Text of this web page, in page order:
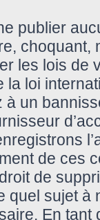
publier
choquant,
les lois de
la loi
un
de ces
de
quel sujet à
En tant